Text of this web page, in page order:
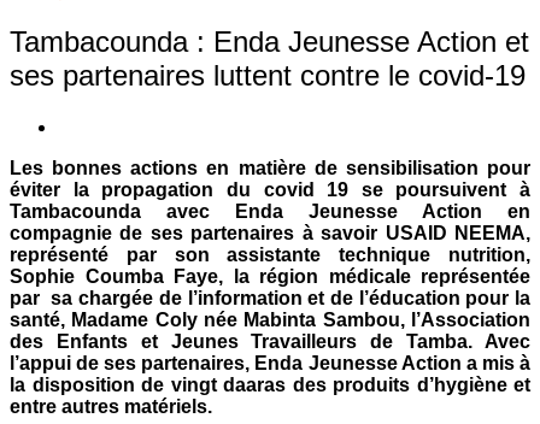
Tambacounda : Enda Jeunesse Action et
ses partenaires luttent contre le covid-19
Les bonnes actions en matière de sensibilisation pour
éviter la propagation du covid 19 se poursuivent à
Tambacounda avec Enda Jeunesse Action en
compagnie de ses partenaires à savoir USAID NEEMA,
représenté par son assistante technique nutrition,
Sophie Coumba Faye, la région médicale représentée
par sa chargée de l’information et de l’éducation pour la
santé, Madame Coly née Mabinta Sambou, l’Association
des Enfants et Jeunes Travailleurs de Tamba. Avec
l’appui de ses partenaires, Enda Jeunesse Action a mis à
la disposition de vingt daaras des produits d’hygiène et
entre autres matériels.